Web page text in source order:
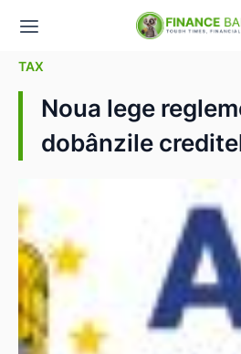
TAX
Noua lege
dobânzile